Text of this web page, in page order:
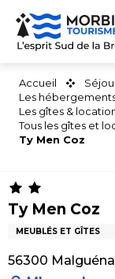
Aller
contenu
Accueil
Les
Les gîtes &
Tous les gîtes et
Ty Men Coz
Ty Men Coz
MEUBLÉS ET GÎTES
56300